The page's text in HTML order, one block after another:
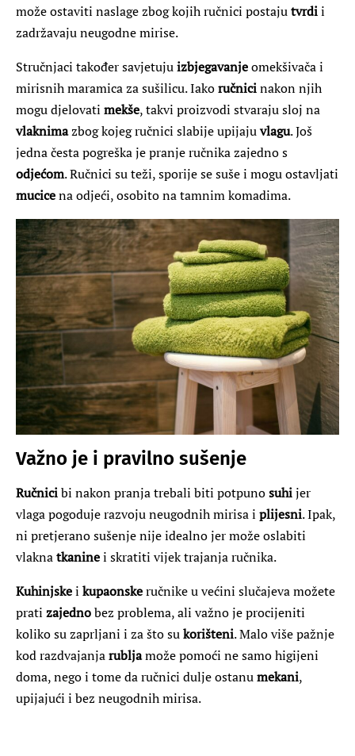
može ostaviti naslage zbog kojih ručnici postajutvrdii
zadržavaju neugodne mirise.
Stručnjaci također savjetujuizbjegavanjeomekšivača i
mirisnih maramica za sušilicu. Iakoručnicinakon njih
mogu djelovati mekše, takvi proizvodi stvaraju sloj na
vlaknimazbog kojeg ručnici slabije upijajuvlagu. Još
jedna česta pogreška je pranje ručnika zajedno s
odjećom. Ručnici su teži, sporije se suše i mogu ostavljati
mucicena odjeći, osobito na tamnim komadima.
Važno je i pravilno sušenje
Ručnicibi nakon pranja trebali biti potpunosuhijer
vlaga pogoduje razvoju neugodnih mirisa i plijesni. Ipak,
ni pretjerano sušenje nije idealno jer može oslabiti
vlaknatkaninei skratiti vijek trajanja ručnika.
Kuhinjskei kupaonskeručnike u većini slučajeva možete
prati zajednobez problema, ali važno je procijeniti
koliko su zaprljani i za što sukorišteni. Malo više pažnje
kod razdvajanjarubljamože pomoći ne samo higijeni
doma, nego i tome da ručnici dulje ostanumekani,
upijajući i bez neugodnih mirisa.